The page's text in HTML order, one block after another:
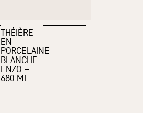
THÉIÈRE
EN
PORCELAINE
BLANCHE
ENZO –
680 ML